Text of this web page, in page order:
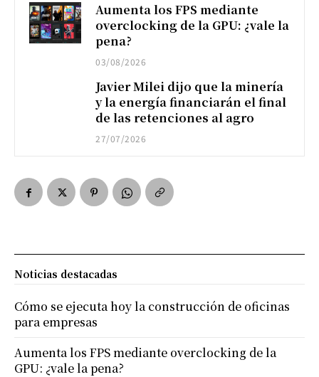
Aumenta los FPS mediante
overclocking de la GPU: ¿vale la
pena?
03/08/2026
Javier Milei dijo que la minería
y la energía financiarán el final
de las retenciones al agro
27/07/2026
Noticias destacadas
Cómo se ejecuta hoy la construcción de oficinas
para empresas
Aumenta los FPS mediante overclocking de la
GPU: ¿vale la pena?